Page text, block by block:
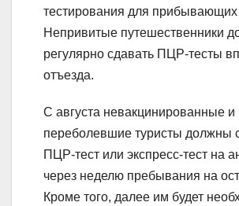
тестирования для прибывающих
Непривитые путешественники
регулярно сдавать ПЦР-тесты
отъезда.
С августа невакцинированные и
переболевшие туристы должны
ПЦР-тест или экспресс-тест на
через неделю пребывания на
Кроме того, далее им будет